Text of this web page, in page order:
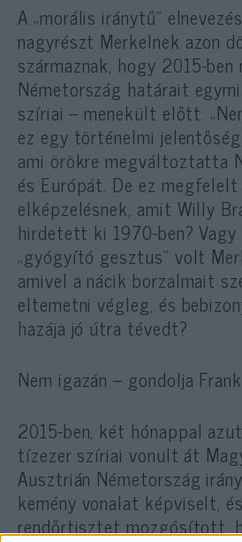
A „morális iránytű”
nagyrészt Merkelnek azon
származnak, hogy 2015-
Németország határait
szíriai – menekült előtt.
ez egy történelmi
ami örökre megváltoztatta
és Európát. De ez
elképzelésnek, amit Willy
hirdetett ki 1970-ben?
„gyógyító gesztus” volt
amivel a nácik borzalmait
eltemetni végleg, és
hazája jó útra tévedt?
Nem igazán – gondolja
2015-ben, két hónappal
tízezer szíriai vonult át
Ausztrián Németország
kemény vonalat képviselt,
rendőrtisztet mozgósított,